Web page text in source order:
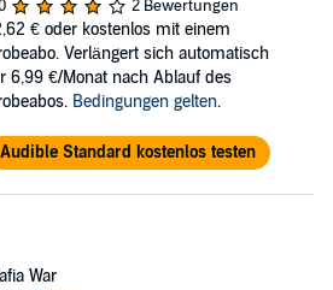
2 Bewertungen
€ oder kostenlos mit einem
Verlängert sich automatisch
6,99 €/Monat nach Ablauf des
Bedingungen gelten.
Audible Standard kostenlos testen
War